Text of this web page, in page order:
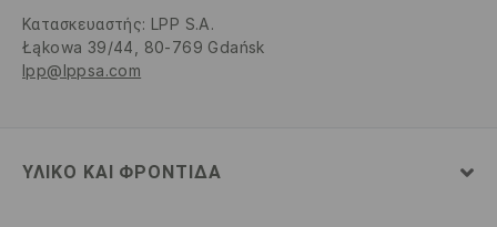
Κατασκευαστής: LPP S.A.
Łąkowa 39/44, 80-769 Gdańsk
lpp@lppsa.com
ΥΛΙΚΌ ΚΑΙ ΦΡΟΝΤΊΔΑ